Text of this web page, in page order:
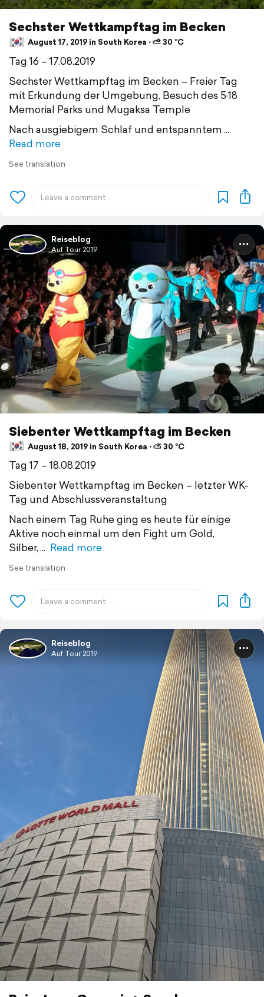
Sechster Wettkampftag im Becken
August 17, 2019 in South Korea ⋅ ⛅ 30 °C
Tag 16 – 17.08.2019
Sechster Wettkampftag im Becken – Freier Tag
mit Erkundung der Umgebung, Besuch des 5·18
Memorial Parks und Mugaksa Temple
Nach ausgiebigem Schlaf und entspanntem
Read more
See translation
Reiseblog
Auf Tour 2019
Siebenter Wettkampftag im Becken
August 18, 2019 in South Korea ⋅ ⛅ 30 °C
Tag 17 – 18.08.2019
Siebenter Wettkampftag im Becken – letzter WK-
Tag und Abschlussveranstaltung
Nach einem Tag Ruhe ging es heute für einige
Aktive noch einmal um den Fight um Gold,
Silber,
Read more
See translation
Reiseblog
Auf Tour 2019